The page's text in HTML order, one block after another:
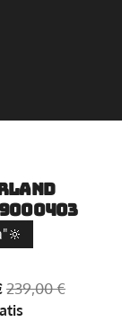
239,00 €